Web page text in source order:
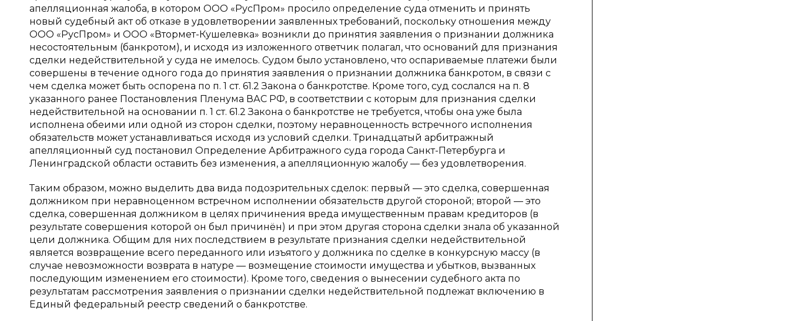
апелляционная жалоба, в котором ООО «РусПром» просило определение суда отменить и принять
новый судебный акт об отказе в удовлетворении заявленных требований, поскольку отношения между
ООО «РусПром» и ООО «Втормет-Кушелевка» возникли до принятия заявления о признании должника
несостоятельным (банкротом), и исходя из изложенного ответчик полагал, что оснований для признания
сделки недействительной у суда не имелось. Судом было установлено, что оспариваемые платежи были
совершены в течение одного года до принятия заявления о признании должника банкротом, в связи с
чем сделка может быть оспорена по п. 1 ст. 61.2 Закона о банкротстве. Кроме того, суд сослался на п. 8
указанного ранее Постановления Пленума ВАС РФ, в соответствии с которым для признания сделки
недействительной на основании п. 1 ст. 61.2 Закона о банкротстве не требуется, чтобы она уже была
исполнена обеими или одной из сторон сделки, поэтому неравноценность встречного исполнения
обязательств может устанавливаться исходя из условий сделки. Тринадцатый арбитражный
апелляционный суд постановил Определение Арбитражного суда города Санкт-Петербурга и
Ленинградской области оставить без изменения, а апелляционную жалобу — без удовлетворения.
Таким образом, можно выделить два вида подозрительных сделок: первый — это сделка, совершенная
должником при неравноценном встречном исполнении обязательств другой стороной; второй — это
сделка, совершенная должником в целях причинения вреда имущественным правам кредиторов (в
результате совершения которой он был причинён) и при этом другая сторона сделки знала об указанной
цели должника. Общим для них последствием в результате признания сделки недействительной
является возвращение всего переданного или изъятого у должника по сделке в конкурсную массу (в
случае невозможности возврата в натуре — возмещение стоимости имущества и убытков, вызванных
последующим изменением его стоимости). Кроме того, сведения о вынесении судебного акта по
результатам рассмотрения заявления о признании сделки недействительной подлежат включению в
Единый федеральный реестр сведений о банкротстве.